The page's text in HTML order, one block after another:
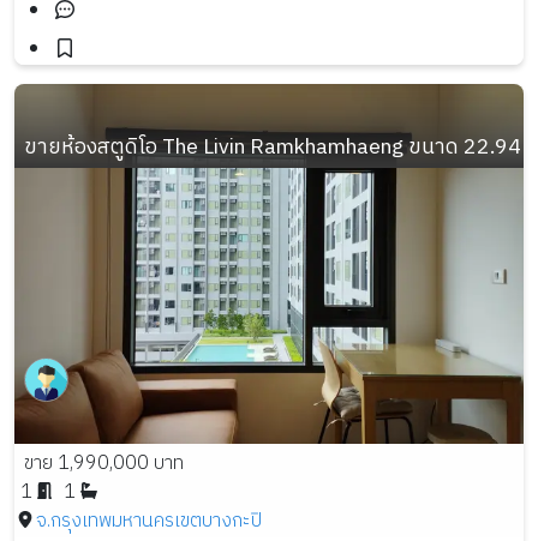
ขายห้องสตูดิโอ The Livin Ramkhamhaeng ขนาด 22.94
ขาย 1,990,000 บาท
1
1
จ.กรุงเทพมหานครเขตบางกะปิ